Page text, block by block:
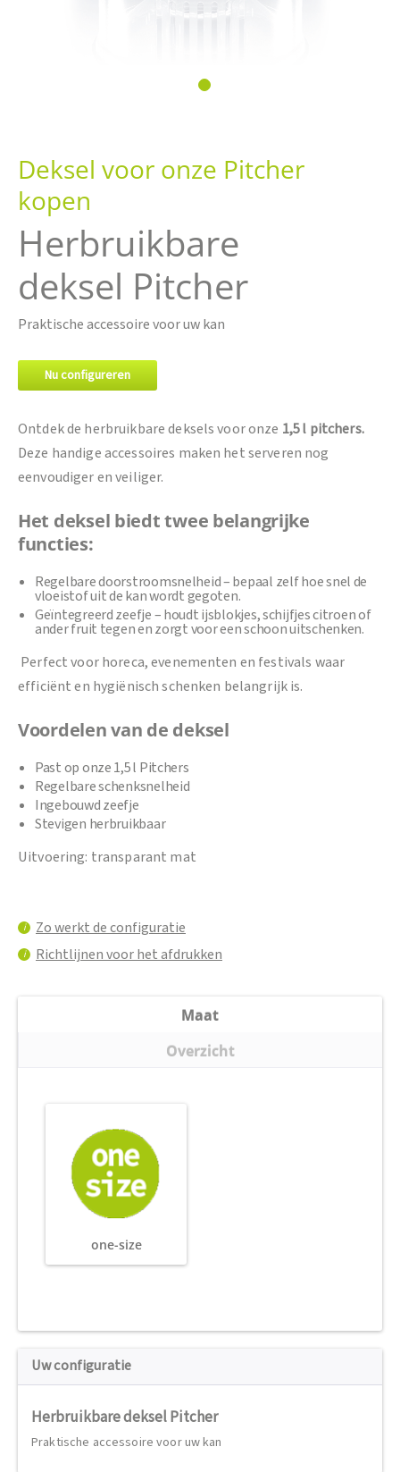
naar
het
begin
van
afbeeldingen-
gallerij
Deksel voor onze Pitcher
kopen
Herbruikbare
deksel Pitcher
Praktische accessoire voor uw kan
Nu configureren
Ontdek de herbruikbare deksels voor onze 1,5 l pitchers.
Deze handige accessoires maken het serveren nog
eenvoudiger en veiliger.
Het deksel biedt twee belangrijke
functies:
Regelbare doorstroomsnelheid – bepaal zelf hoe snel de
vloeistof uit de kan wordt gegoten.
Geïntegreerd zeefje – houdt ijsblokjes, schijfjes citroen of
ander fruit tegen en zorgt voor een schoon uitschenken.
Perfect voor horeca, evenementen en festivals waar
efficiënt en hygiënisch schenken belangrijk is.
Voordelen van de deksel
Past op onze 1,5 l Pitchers
Regelbare schenksnelheid
Ingebouwd zeefje
Stevigen herbruikbaar
Uitvoering: transparant mat
i Zo werkt de configuratie
i Richtlijnen voor het afdrukken
Maat
Overzicht
one-size
Uw configuratie
Herbruikbare deksel Pitcher
Praktische accessoire voor uw kan